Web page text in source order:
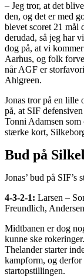
– Jeg tror, at det
den, og det er med
blevet scoret 21 mål
derudad, så jeg har
dog på, at vi
Aarhus, og folk
når AGF er
Ahlgreen.
Jonas tror på en lille
på, at SIF
Tonni Adamsen som
stærke kort,
Bud på
Jonas’ bud på SIF’s
4-3-2-1: Larsen –
Freundlich,
Midtbanen er dog
kunne ske
Thelander starter
kampform, og
startopstillingen.